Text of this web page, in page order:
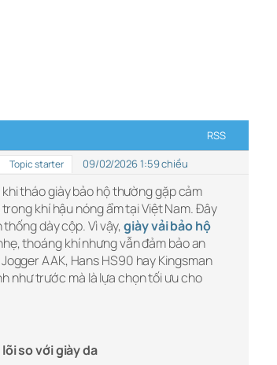
RSS
Topic starter 09/02/2026 1:59 chiều
tháo giày bảo hộ thường gặp cảm
khí hậu nóng ẩm tại Việt Nam. Đây
dày cộp. Vì vậy, giày vải bảo hộ
thoáng khí nhưng vẫn đảm bảo an
AAK, Hans HS90 hay Kingsman
như trước mà là lựa chọn tối ưu cho
so với giày da